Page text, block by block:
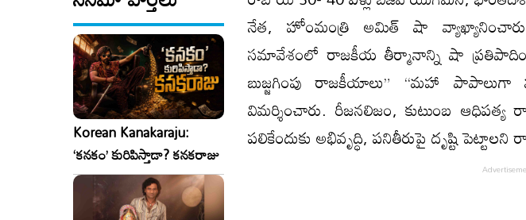
Korean Kanakaraju:
‘కనకం’ కురిపిస్తాడా? కనకరాజు
నేత, హోంమంత్రి అమిత్ షా
సమావేశంలో రాజకీయ తీర్మానాన్ని షా
బుజ్జగింపు రాజకీయాలు” “మహా
విమ‌ర్శించారు. రీజ‌న‌లిజం, కుటుంబ ఆధిపత్య
పలికేందుకు అభివృద్ధి, పనితీరుపై దృష్టి